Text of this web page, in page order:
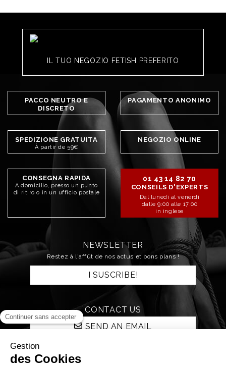
IL TUO NEGOZIO FETISH PREFERITO
PACCO NEUTRO E
DISCRETO
PAGAMENTO ANONIMO
SPEDIZIONE GRATUITA
À partir de 59€
NEGOZIO ONLINE
CONSEGNA RAPIDA
A domicilio, presso un punto
di ritiro o in un ufficio postale
01 43 14 82 70
CONSEILS D'EXPERTS
Dal lunedì al venerdì
dalle 9:00 alle 17:00
in inglese
NEWSLETTER
Restez à l'affût de nos actus et bons plans !
I SUSCRIBE!
CONTACT US
SEND AN EMAIL
STAY CONNECTED!